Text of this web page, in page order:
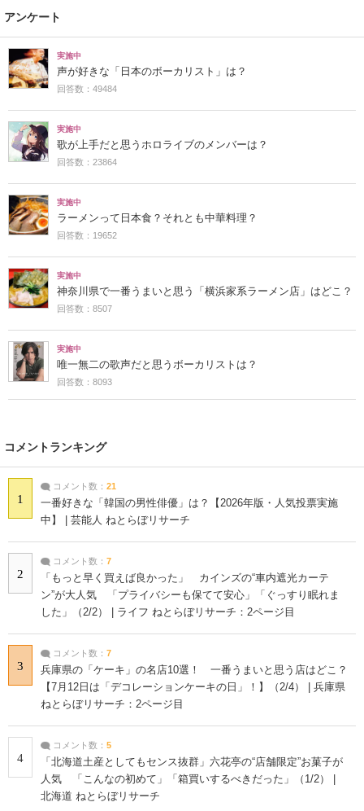
アンケート
実施中
声が好きな「日本のボーカリスト」は？
回答数：49484
実施中
歌が上手だと思うホロライブのメンバーは？
回答数：23864
実施中
ラーメンって日本食？それとも中華料理？
回答数：19652
実施中
神奈川県で一番うまいと思う「横浜家系ラーメン店」はどこ？
回答数：8507
実施中
唯一無二の歌声だと思うボーカリストは？
回答数：8093
コメントランキング
1
コメント数： 21
一番好きな「韓国の男性俳優」は？【2026年版・人気投票実施
中】 | 芸能人 ねとらぼリサーチ
2
コメント数： 7
「もっと早く買えば良かった」 カインズの“車内遮光カーテ
ン”が大人気 「プライバシーも保てて安心」「ぐっすり眠れま
した」（2/2） | ライフ ねとらぼリサーチ：2ページ目
3
コメント数： 7
兵庫県の「ケーキ」の名店10選！ 一番うまいと思う店はどこ？
【7月12日は「デコレーションケーキの日」！】（2/4） | 兵庫県
ねとらぼリサーチ：2ページ目
4
コメント数： 5
「北海道土産としてもセンス抜群」六花亭の“店舗限定”お菓子が
人気 「こんなの初めて」「箱買いするべきだった」（1/2） |
北海道 ねとらぼリサーチ